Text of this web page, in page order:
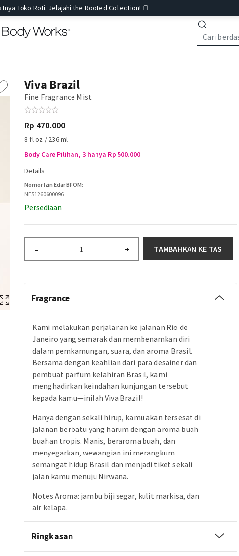
Toko Roti. Jelajahi the Rooted Collection! 🍞
Viva Brazil
Fine Fragrance Mist
Rp 470.000
8 fl oz / 236 ml
Body Care Pilihan, 3 hanya Rp 500.000
Nomor Izin Edar BPOM:
NE51260600096
Persediaan
– + TAMBAHKAN KE TAS
Fragrance
Kami melakukan perjalanan ke jalanan Rio de
Janeiro yang semarak dan membenamkan diri
dalam pemkamungan, suara, dan aroma Brasil.
Bersama dengan keahlian dari para desainer dan
pembuat parfum kelahiran Brasil, kami
menghadirkan keindahan kunjungan tersebut
kepada kamu—inilah Viva Brazil!
Hanya dengan sekali hirup, kamu akan tersesat di
jalanan berbatu yang harum dengan aroma buah-
buahan tropis. Manis, beraroma buah, dan
menyegarkan, wewangian ini merangkum
semangat hidup Brasil dan menjadi tiket sekali
jalan kamu menuju Nirwana.
Notes Aroma: jambu biji segar, kulit markisa, dan
air kelapa.
Ringkasan